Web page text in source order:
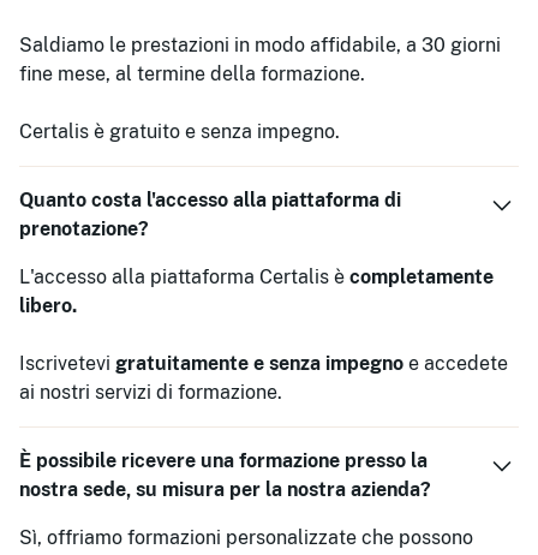
Saldiamo le prestazioni in modo affidabile, a 30 giorni
fine mese, al termine della formazione.
Certalis è gratuito e senza impegno.
Quanto costa l'accesso alla piattaforma di
prenotazione?
L'accesso alla piattaforma Certalis è completamente
libero.
Iscrivetevi gratuitamente e senza impegno e accedete
ai nostri servizi di formazione.
È possibile ricevere una formazione presso la
nostra sede, su misura per la nostra azienda?
Sì, offriamo formazioni personalizzate che possono